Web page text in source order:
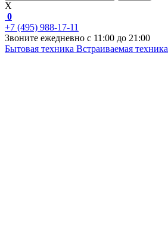
X
0
+7 (495) 988-17-11
Звоните ежедневно с 11:00 до 21:00
Бытовая техника Встраиваемая техника